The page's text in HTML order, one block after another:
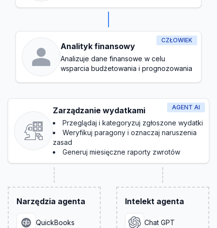
CZŁOWIEK
Analityk finansowy
Analizuje dane finansowe w celu
wsparcia budżetowania i prognozowania
AGENT AI
Zarządzanie wydatkami
Przeglądaj i kategoryzuj zgłoszone wydatki
Weryfikuj paragony i oznaczaj naruszenia
zasad
Generuj miesięczne raporty zwrotów
Narzędzia agenta
QuickBooks
Intelekt agenta
Chat GPT